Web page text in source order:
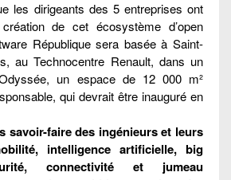
les dirigeants des 5 entreprises ont
de cet écosystème d’open
République sera basée à Saint-
au Technocentre Renault, dans un
un espace de 12 000 m²
qui devrait être inauguré en
savoir-faire des ingénieurs et leurs
intelligence artificielle, big
connectivité et jumeau